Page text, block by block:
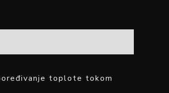
toplote tokom